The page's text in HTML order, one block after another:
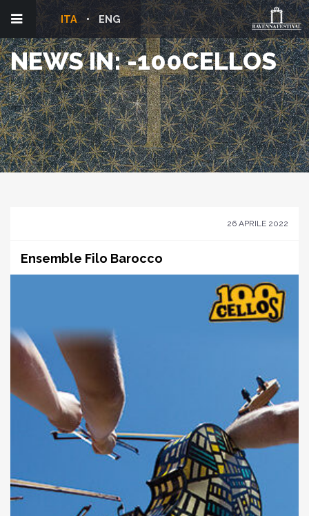
ENG
ITA
NEWS IN: -100CELLOS
26 APRILE 2022
Ensemble Filo Barocco